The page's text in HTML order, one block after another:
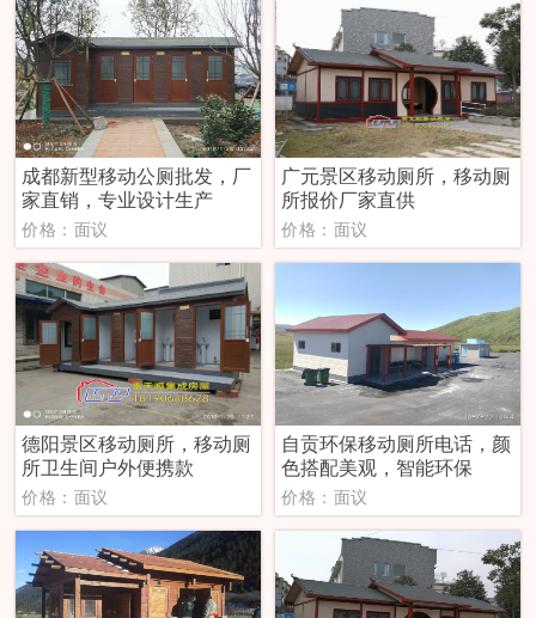
成都新型移动公厕批发，厂
家直销，专业设计生产
价格：面议
广元景区移动厕所，移动厕
所报价厂家直供
价格：面议
德阳景区移动厕所，移动厕
所卫生间户外便携款
价格：面议
自贡环保移动厕所电话，颜
色搭配美观，智能环保
价格：面议